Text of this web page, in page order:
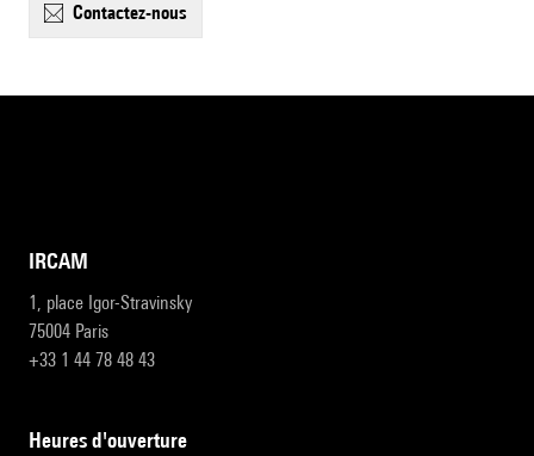
contactez-nous
IRCAM
1, place Igor-Stravinsky
75004 Paris
+33 1 44 78 48 43
heures d'ouverture